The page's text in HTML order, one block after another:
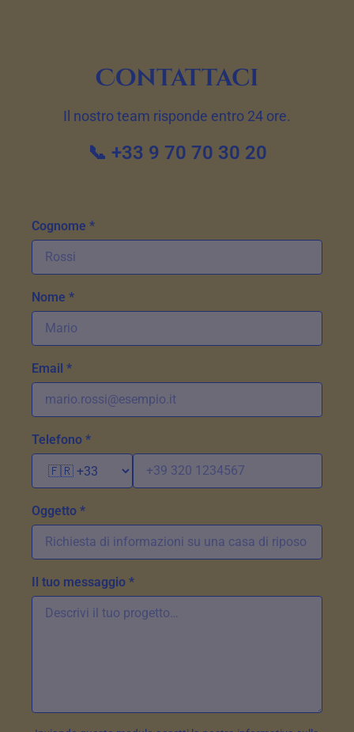
Contattaci
Il nostro team risponde entro 24 ore.
📞 +33 9 70 70 30 20
Cognome *
Nome *
Email *
Telefono *
Oggetto *
Il tuo messaggio *